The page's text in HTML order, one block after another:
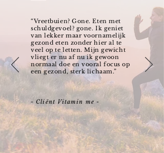
“Vreetbuien? Gone. Eten met
schuldgevoel? gone. Ik geniet
van lekker maar voornamelijk
gezond eten zonder hier al te
veel op te letten. Mijn gewicht
vliegt er nu af nu ik gewoon
normaal doe en vooral focus op
een gezond, sterk lichaam.”
- Cliënt Vitamin me -